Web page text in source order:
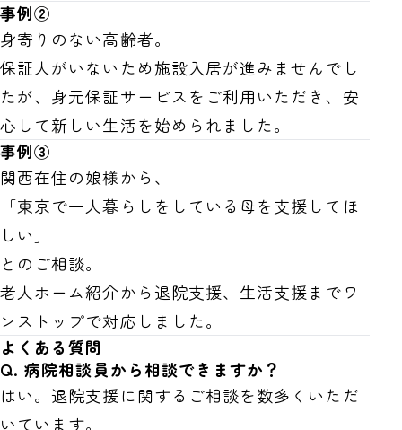
事例②
身寄りのない高齢者。
保証人がいないため施設入居が進みませんでし
たが、身元保証サービスをご利用いただき、安
心して新しい生活を始められました。
事例③
関西在住の娘様から、
「東京で一人暮らしをしている母を支援してほ
しい」
とのご相談。
老人ホーム紹介から退院支援、生活支援までワ
ンストップで対応しました。
よくある質問
Q. 病院相談員から相談できますか？
はい。退院支援に関するご相談を数多くいただ
いています。